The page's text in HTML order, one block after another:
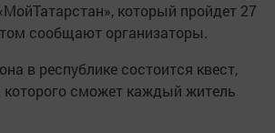
который пройдет 27
сообщают организаторы.
в республике состоится квест,
которого сможет каждый житель